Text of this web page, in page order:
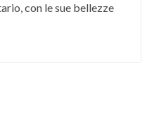
con le sue bellezze